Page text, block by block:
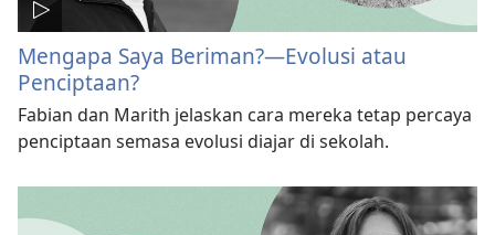
Mengapa Saya Beriman?—Evolusi atau
Penciptaan?
Fabian dan Marith jelaskan cara mereka tetap percaya
penciptaan semasa evolusi diajar di sekolah.